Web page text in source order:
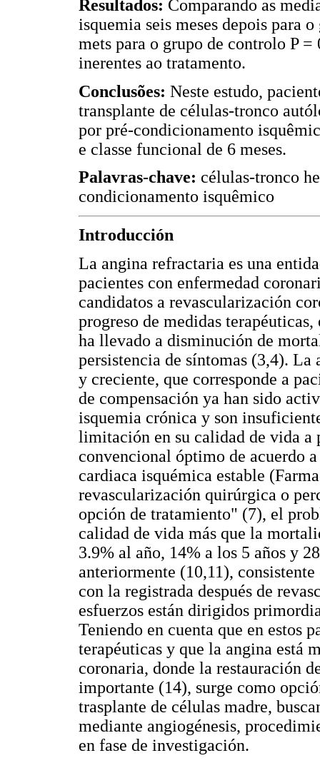
Resultados: Comparando as
isquemia seis meses depois para
mets para o grupo de controlo P
inerentes ao tratamento.
Conclusões: Neste estudo,
transplante de células-tronco
por pré-condicionamento
e classe funcional de 6 meses.
Palavras-chave: células-tronco
condicionamento isquêmico
Introducción
La angina refractaria es una
pacientes con enfermedad
candidatos a revascularización
progreso de medidas
ha llevado a disminución de
persistencia de síntomas (3,4).
y creciente, que corresponde a
de compensación ya han sido
isquemia crónica y son
limitación en su calidad de vida a
convencional óptimo de acuerdo
cardiaca isquémica estable
revascularización quirúrgica o
opción de tratamiento" (7), el
calidad de vida más que la
3.9% al año, 14% a los 5 años y
anteriormente (10,11),
con la registrada después de
esfuerzos están dirigidos
Teniendo en cuenta que en estos
terapéuticas y que la angina está
coronaria, donde la restauración
importante (14), surge como
trasplante de células madre,
mediante angiogénesis,
en fase de investigación.